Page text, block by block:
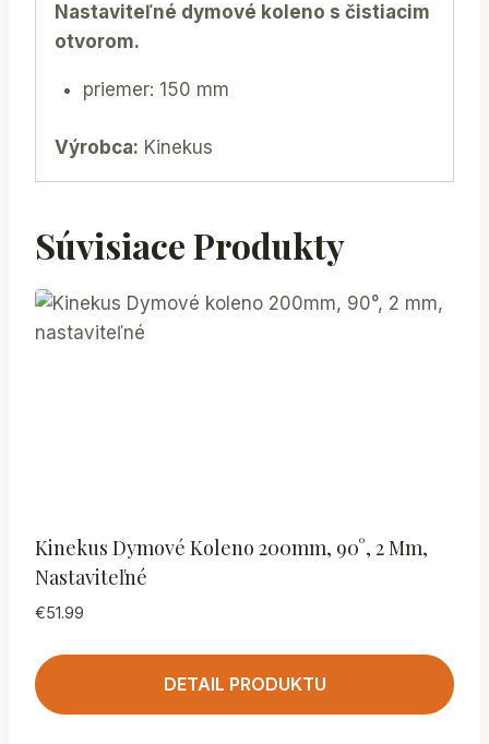
Nastaviteľné dymové koleno s čistiacim
otvorom.
priemer: 150 mm
Výrobca: Kinekus
Súvisiace Produkty
Kinekus Dymové Koleno 200mm, 90°, 2 Mm,
Nastaviteľné
€51.99
DETAIL PRODUKTU